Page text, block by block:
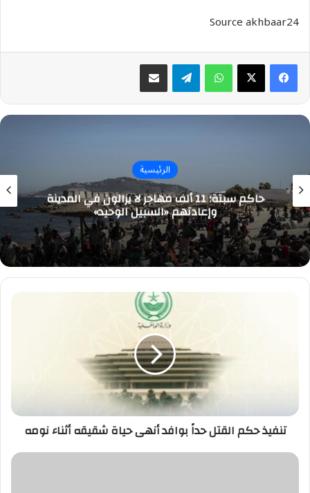
Source akhbaar24
واتسابتيلقرام مشاركة عبر البريد
الرئيسية
حاكم سبتة: 11 ألف مهاجر لا يزالون في المدينة
وإعادتهم «السبيل الوحيد»
أثناء
نومهتنفيذ حكم القتل حداً بوافد أنهى حياة شقيقه أثناء نومه
حرس